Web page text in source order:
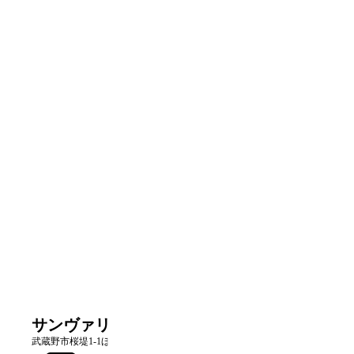
サンヴァリエ桜堤
武蔵野市桜堤1-1ほか